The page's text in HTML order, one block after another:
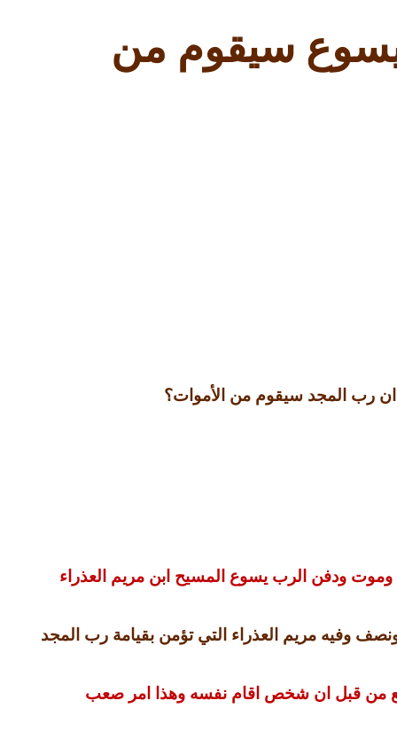
يسوع سيقوم من
ان رب المجد سيقوم من الأموات؟
ودفن الرب يسوع المسيح ابن مريم العذراء
وفيه مريم العذراء التي تؤمن بقيامة رب المجد
من قبل ان شخص اقام نفسه وهذا امر صعب